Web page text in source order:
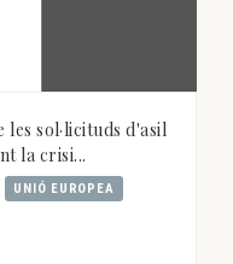
sol·licituds d'asil
la crisi...
UNIÓ EUROPEA